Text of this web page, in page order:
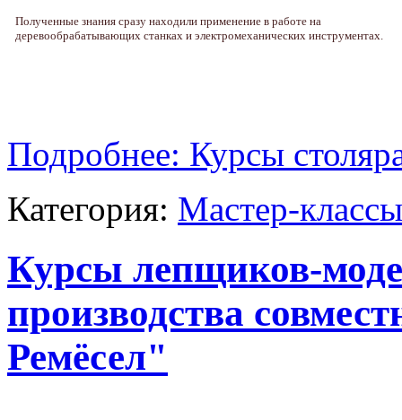
Полученные знания сразу находили применение в работе на
деревообрабатывающих станках и электромеханических инструментах.
Подробнее: Курсы
Категория: Мастер-
Курсы лепщиков-
производства
Ремёсел"